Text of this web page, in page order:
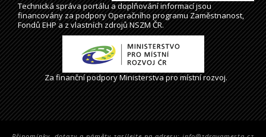
Technická správaportálua doplňování informací jsou
financovány za podpory Operačního programu Zaměstnanost,
Fondů EHP a z vlastních zdrojů NSZM ČR.
Za finanční podpory Ministerstva pro místní rozvoj.